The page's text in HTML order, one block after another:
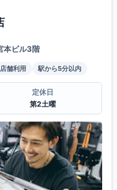
本ビル3階
舗利用 駅から5分以内
定休日
第2土曜